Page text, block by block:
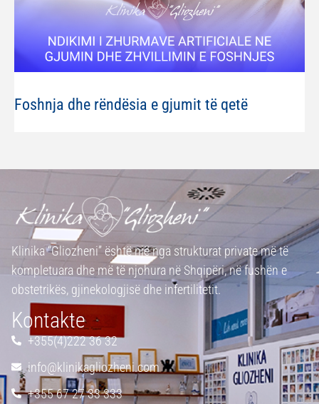
Foshnja dhe rëndësia e gjumit të qetë
Klinika “Gliozheni” është një nga strukturat private më të
kompletuara dhe më të njohura në Shqipëri, në fushën e
obstetrikës, gjinekologjisë dhe infertilitetit.
Kontakte
+355(4)222 36 32
info@klinikagliozheni.com
+355 67 27 33 333